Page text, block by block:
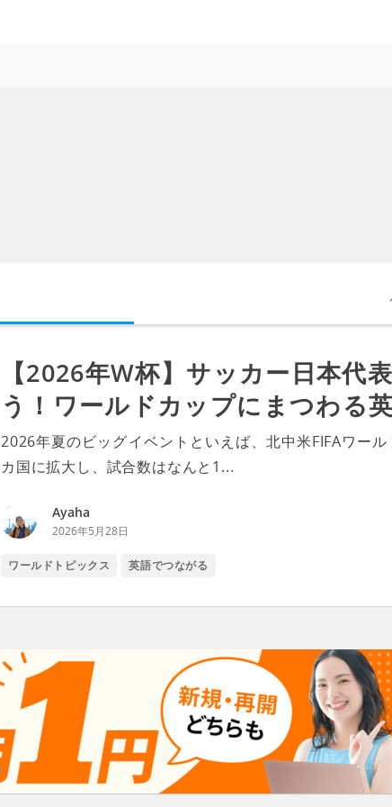
【2026年W杯】サッカー日本代
う！ワールドカップにまつわる
2026年夏のビッグイベントといえば、北中米FIFAワー
カ国に拡大し、試合数はなんと1...
Ayaha
2026年5月28日
ワールドトピックス 英語でつながる